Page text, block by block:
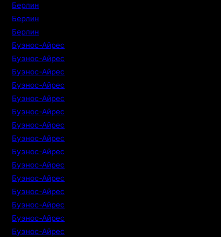
Берлин
Берлин
Берлин
Буэнос-Айрес
Буэнос-Айрес
Буэнос-Айрес
Буэнос-Айрес
Буэнос-Айрес
Буэнос-Айрес
Буэнос-Айрес
Буэнос-Айрес
Буэнос-Айрес
Буэнос-Айрес
Буэнос-Айрес
Буэнос-Айрес
Буэнос-Айрес
Буэнос-Айрес
Буэнос-Айрес